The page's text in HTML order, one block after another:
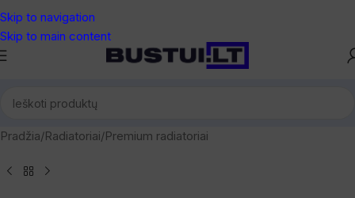
Skip to navigation
Skip to main content
Pradžia/Radiatoriai/Premium radiatoriai